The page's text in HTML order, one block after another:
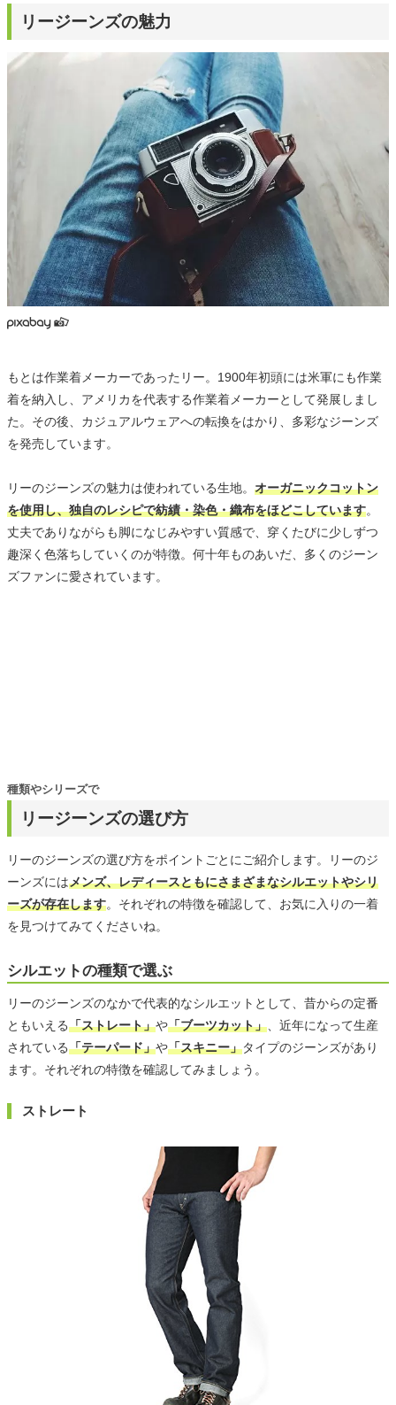
リージーンズの魅力
もとは作業着メーカーであったリー。1900年初頭には米軍にも作業
着を納入し、アメリカを代表する作業着メーカーとして発展しまし
た。その後、カジュアルウェアへの転換をはかり、多彩なジーンズ
を発売しています。
リーのジーンズの魅力は使われている生地。 オーガニックコットン
を使用し、独自のレシピで紡績・染色・織布をほどこしています。
丈夫でありながらも脚になじみやすい質感で、穿くたびに少しずつ
趣深く色落ちしていくのが特徴。何十年ものあいだ、多くのジーン
ズファンに愛されています。
リージーンズの選び方
種類やシリーズで
リーのジーンズの選び方をポイントごとにご紹介します。リーのジ
ーンズにはメンズ、レディースともにさまざまなシルエットやシリ
ーズが存在します。それぞれの特徴を確認して、お気に入りの一着
を見つけてみてくださいね。
シルエットの種類で選ぶ
リーのジーンズのなかで代表的なシルエットとして、昔からの定番
ともいえる「ストレート」や「ブーツカット」、近年になって生産
されている「テーパード」や「スキニー」タイプのジーンズがあり
ます。それぞれの特徴を確認してみましょう。
ストレート